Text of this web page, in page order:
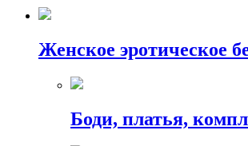
Женское эротическое
Боди, платья,